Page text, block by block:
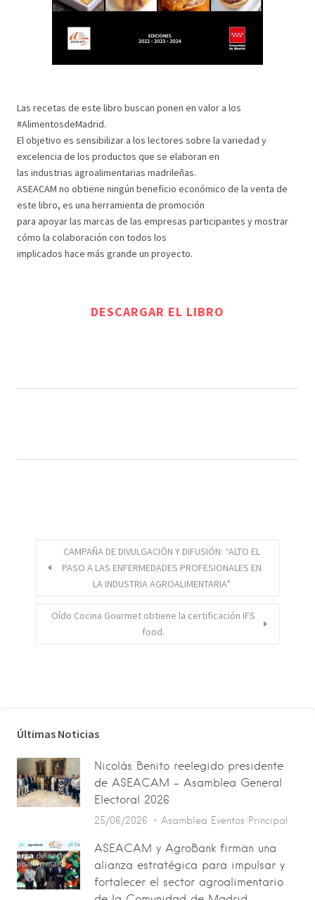
Las recetas de este libro buscan ponen en valor a los
#AlimentosdeMadrid.
El objetivo es sensibilizar a los lectores sobre la variedad y
excelencia de los productos que se elaboran en
las industrias agroalimentarias madrileñas.
ASEACAM no obtiene ningún beneficio económico de la venta de
este libro, es una herramienta de promoción
para apoyar las marcas de las empresas participantes y mostrar
cómo la colaboración con todos los
implicados hace más grande un proyecto.
DESCARGAR EL LIBRO
CAMPAÑA DE DIVULGACIÓN Y DIFUSIÓN: “ALTO EL
PASO A LAS ENFERMEDADES PROFESIONALES EN
LA INDUSTRIA AGROALIMENTARIA”
Oído Cocina Gourmet obtiene la certificación IFS
food.
Últimas Noticias
Nicolás Benito reelegido presidente
de ASEACAM – Asamblea General
Electoral 2026
25/06/2026 Asamblea Eventos Principal
ASEACAM y AgroBank firman una
alianza estratégica para impulsar y
fortalecer el sector agroalimentario